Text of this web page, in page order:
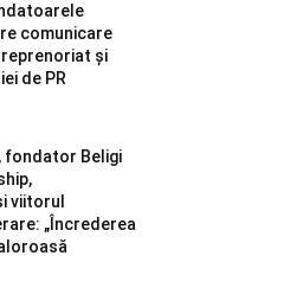
comunicare
și
de PR
fondator Beligi
viitorul
„Încrederea